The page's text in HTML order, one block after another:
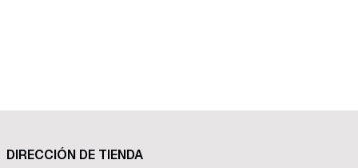
DIRECCIÓN DE TIENDA